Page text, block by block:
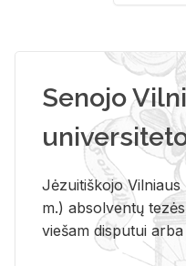
Senojo
Jėzuitiškojo Vilniaus
m.) absolventų
viešam disputui